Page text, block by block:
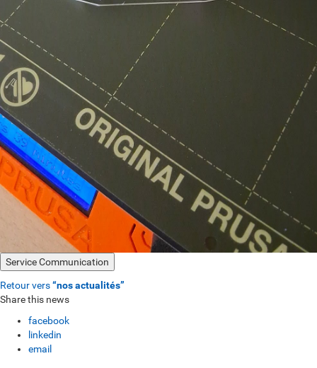
Service Communication
Retour vers“nos actualités”
Share this news
facebook
linkedin
email